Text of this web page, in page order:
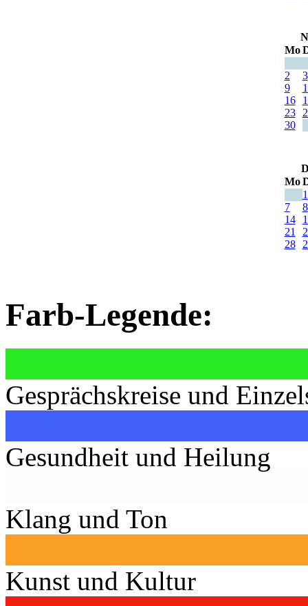
Mo
2
3
9
16
23
30
Mo
1
7
8
14
21
28
Farb-Legende:
Gesprächskreise und
Gesundheit und Heilung
Klang und Ton
Kunst und Kultur